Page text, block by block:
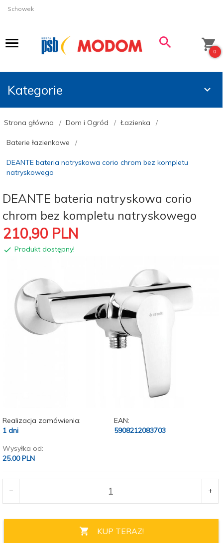
Schowek
0
Kategorie
Strona główna Dom i Ogród Łazienka
Baterie łazienkowe
DEANTE bateria natryskowa corio chrom bez kompletu
natryskowego
DEANTE bateria natryskowa corio
chrom bez kompletu natryskowego
210,90 PLN
Produkt dostępny!
Realizacja zamówienia:
1 dni
EAN:
5908212083703
Wysyłka od:
25.00 PLN
KUP TERAZ!